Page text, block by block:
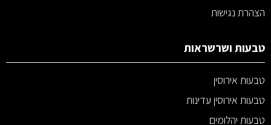
הצהרת נגישות
טבעות ושרשראות
טבעות אירוסין
טבעות אירוסין עדינות
טבעות יהלומים